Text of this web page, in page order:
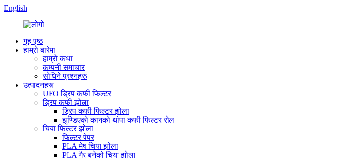
English
गृह पृष्ठ
हाम्रो बारेमा
हाम्रो कथा
कम्पनी समाचार
सोधिने प्रश्नहरू
उत्पादनहरू
UFO ड्रिप कफी फिल्टर
ड्रिप कफी झोला
ड्रिप कफी फिल्टर झोला
झुण्डिएको कानको थोपा कफी फिल्टर रोल
चिया फिल्टर झोला
फिल्टर पेपर
PLA मेष चिया झोला
PLA गैर बुनेको चिया झोला